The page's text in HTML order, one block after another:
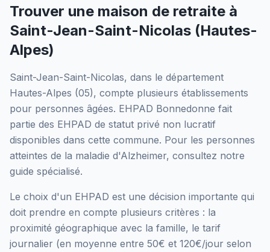
Trouver une maison de retraite à
Saint-Jean-Saint-Nicolas (Hautes-
Alpes)
Saint-Jean-Saint-Nicolas, dans le département
Hautes-Alpes (05), compte plusieurs établissements
pour personnes âgées. EHPAD Bonnedonne fait
partie des EHPAD de statut privé non lucratif
disponibles dans cette commune. Pour les personnes
atteintes de la maladie d'Alzheimer, consultez notre
guide spécialisé.
Le choix d'un EHPAD est une décision importante qui
doit prendre en compte plusieurs critères : la
proximité géographique avec la famille, le tarif
journalier (en moyenne entre 50€ et 120€/jour selon